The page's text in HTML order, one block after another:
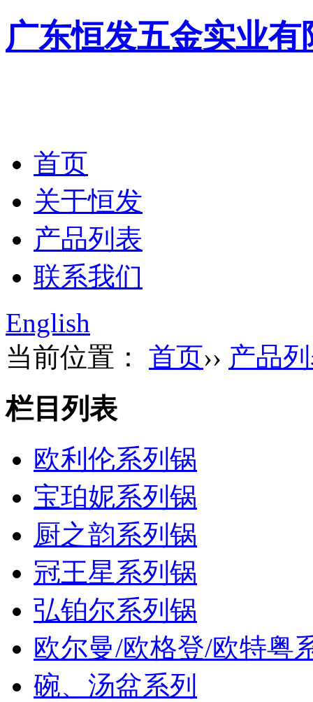
广东恒发五金实业有
首页
关于恒发
产品列表
联系我们
English
当前位置： 首页›› 产品
栏目列表
欧利伦系列锅
宝珀妮系列锅
厨之韵系列锅
冠王星系列锅
弘铂尔系列锅
欧尔曼/欧格登/欧特粤
碗、汤盆系列